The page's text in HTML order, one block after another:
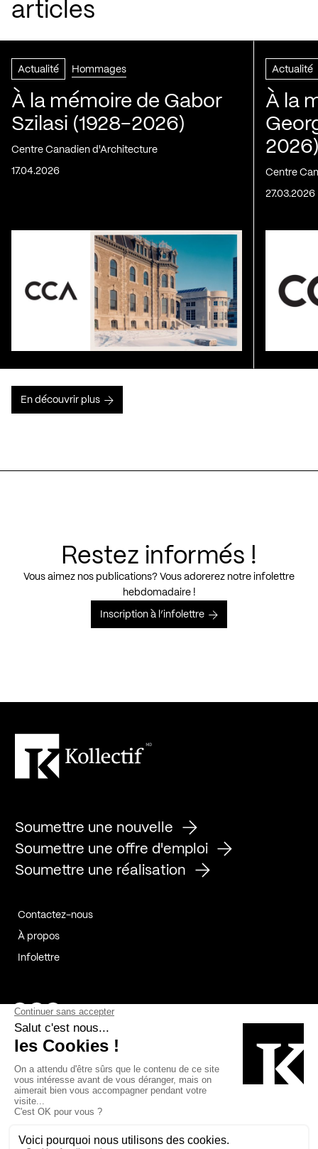
articles
Actualité Hommages
À la mémoire de Gabor
Szilasi (1928-2026)
Centre Canadien d'Architecture
17.04.2026
Actualité
À la
Centre
27.03.2026
En découvrir plus
Restez informés !
Vous aimez nos publications? Vous adorerez notre infolettre
hebdomadaire !
Inscription à l’infolettre
Soumettre une nouvelle
Soumettre une offre d'emploi
Soumettre une réalisation
Contactez-nous
À propos
Infolettre
Page Facebook de Kollectif
Page Instagram de Kollectif
Page Linkedin de Kollectif
Bâtiment-Durable-Québec-1
Esquisses-1IRAC-1
MP-1 v2com-1